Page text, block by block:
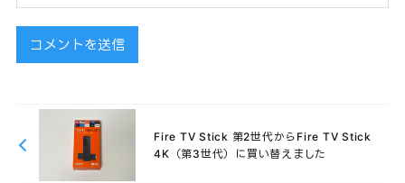
Fire TV Stick 第2世代からFire TV Stick
4K（第3世代）に買い替えました